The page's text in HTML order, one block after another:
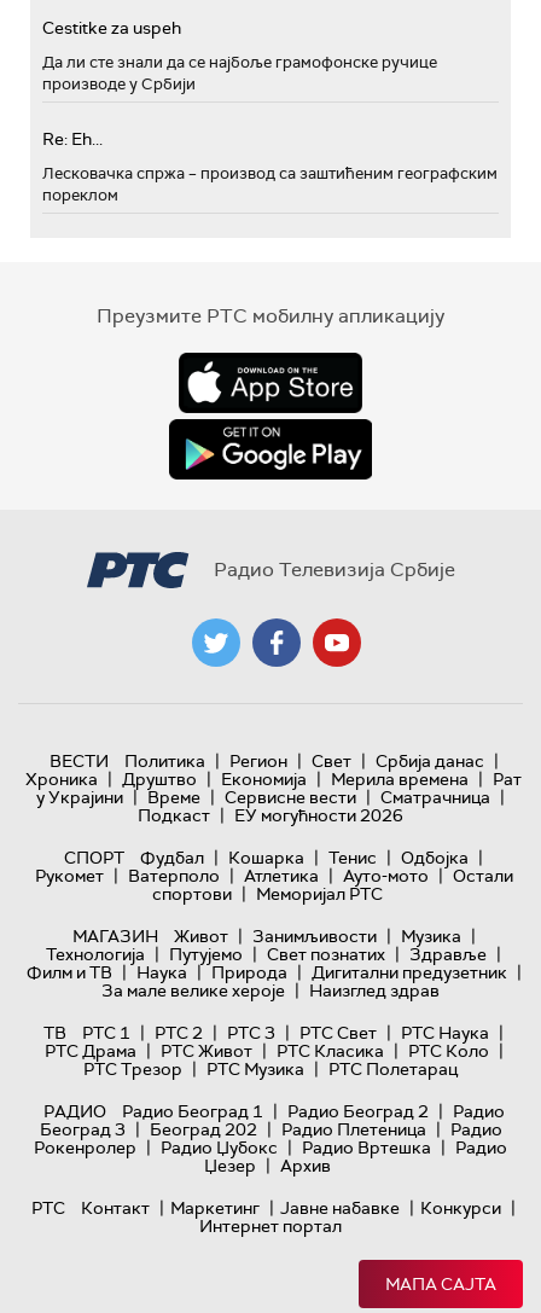
Cestitke za uspeh
Да ли сте знали да се најбоље грамофонске ручице
производе у Србији
Re: Eh...
Лесковачка спржа – производ са заштићеним географским
пореклом
Преузмите РТС мобилну апликацију
Радио Телевизија Србије
ВЕСТИ Политика | Регион | Свет | Србија данас |
Хроника | Друштво | Економија | Мерила времена | Рат
у Украјини | Време | Сервисне вести | Сматрачница |
Подкаст | ЕУ могућности 2026
СПОРТ
Фудбал | Кошарка | Тенис | Одбојка |
Рукомет | Ватерполо | Атлетика | Ауто-мото | Остали
спортови | Меморијал РТС
МАГАЗИН
Живот | Занимљивости | Музика |
Технологијa | Путујемо | Свет познатих | Здравље |
Филм и ТВ | Наука | Природа | Дигитални предузетник |
За мале велике хероје | Наизглед здрав
ТВ
РТС 1 | РТС 2 | РТС 3 | РТС Свет | РТС Наука |
РТС Драма | РТС Живот | РТС Класика | РТС Коло |
РТС Трезор | РТС Музика | РТС Полетарац
РАДИО
Радио Београд 1 | Радио Београд 2 | Радио
Београд 3 | Београд 202 | Радио Плетеница | Радио
Рокенролер | Радио Џубокс | Радио Вртешка | Радио
Џезер | Архив
РТС
Контакт | Маркетинг | Јавне набавке | Конкурси |
Интернет портал
МАПА САЈТА